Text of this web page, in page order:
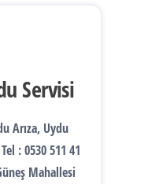
Servisi
Arıza, Uydu
: 0530 511 41
Mahallesi